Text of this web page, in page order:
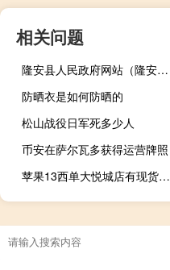
相关问题
隆安县人民政府网站（隆安县政务信息网）
防晒衣是如何防晒的
松山战役日军死多少人
币安在萨尔瓦多获得运营牌照
苹果13西单大悦城店有现货吗 北京西单大悦城苹果店